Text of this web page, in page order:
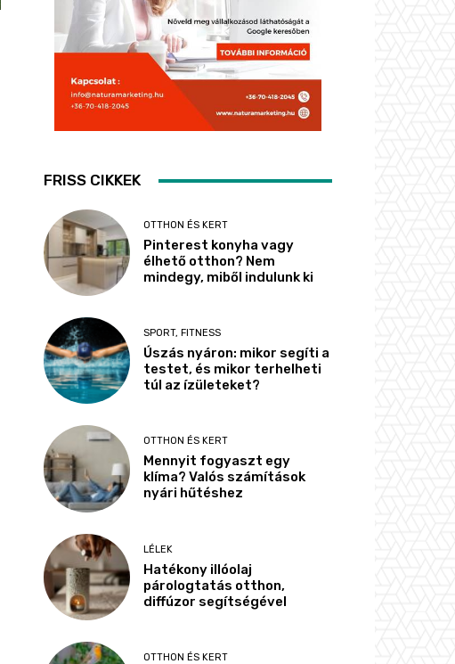
FRISS CIKKEK
OTTHON ÉS KERT
Pinterest konyha vagy
élhető otthon? Nem
mindegy, miből indulunk ki
SPORT, FITNESS
Úszás nyáron: mikor segíti a
testet, és mikor terhelheti
túl az ízületeket?
OTTHON ÉS KERT
Mennyit fogyaszt egy
klíma? Valós számítások
nyári hűtéshez
LÉLEK
Hatékony illóolaj
párologtatás otthon,
diffúzor segítségével
OTTHON ÉS KERT